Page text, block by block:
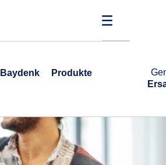
Produkte